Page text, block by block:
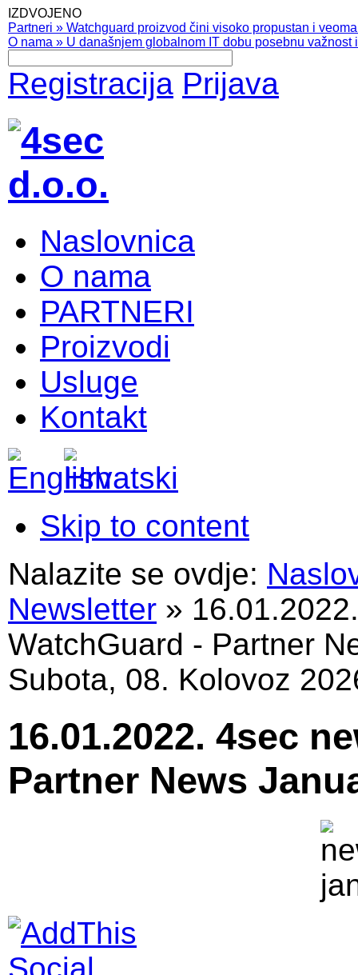
IZDVOJENO
Partneri » Watchguard proizvod čini visoko propustan i
O nama » U današnjem globalnom IT dobu posebnu
Registracija Prijava
Naslovnica
O nama
PARTNERI
Proizvodi
Usluge
Kontakt
Skip to content
Nalazite se ovdje:
Newsletter »
WatchGuard - Partner
Subota, 08. Kolovoz
16.01.2022. 4sec
Partner News